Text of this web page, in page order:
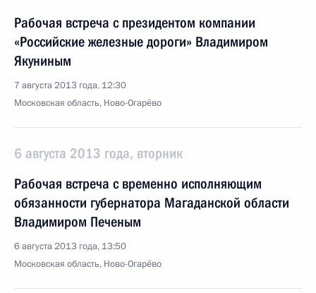
Рабочая встреча с президентом компании
«Российские железные дороги» Владимиром
Якуниным
7 августа 2013 года, 12:30
Московская область, Ново-Огарёво
6 августа 2013 года, вторник
Рабочая встреча с временно исполняющим
обязанности губернатора Магаданской области
Владимиром Печеным
6 августа 2013 года, 13:50
Московская область, Ново-Огарёво